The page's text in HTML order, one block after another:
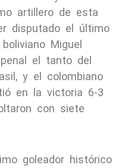
artillero de esta
disputado el último
Miguel
el tanto del
y el colombiano
en la victoria 6-3
con siete
goleador histórico